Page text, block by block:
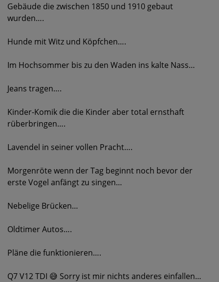
Gebäude die zwischen 1850 und 1910 gebaut
wurden….
Hunde mit Witz und Köpfchen….
Im Hochsommer bis zu den Waden ins kalte Nass…
Jeans tragen….
Kinder-Komik die die Kinder aber total ernsthaft
rüberbringen….
Lavendel in seiner vollen Pracht….
Morgenröte wenn der Tag beginnt noch bevor der
erste Vogel anfängt zu singen…
Nebelige Brücken…
Oldtimer Autos….
Pläne die funktionieren….
Q7 V12 TDI 😅 Sorry ist mir nichts anderes einfallen…